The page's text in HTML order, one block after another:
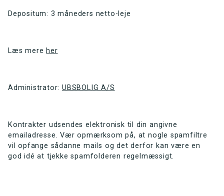
Depositum: 3 måneders netto-leje
Læs mere her
Administrator:UBSBOLIG A/S
Kontrakter udsendes elektronisk til din angivne
emailadresse. Vær opmærksom på, at nogle spamfiltre
vil opfange sådanne mails og det derfor kan være en
god idé at tjekke spamfolderen regelmæssigt.